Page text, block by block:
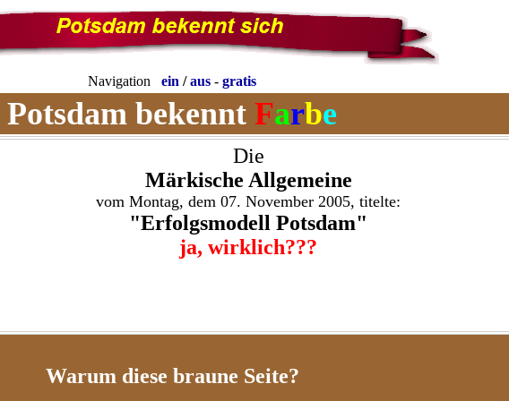
Navigation ein /aus - gratis
Potsdam bekennt Farbe
Die
Märkische Allgemeine
vom Montag, dem 07. November 2005, titelte:
"Erfolgsmodell Potsdam"
ja, wirklich???
Warum diese braune Seite?